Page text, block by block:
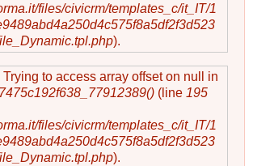
files/civicrm/templates_c/it_IT/1
).
Trying to access array offset on null in
(line 195
files/civicrm/templates_c/it_IT/1
).